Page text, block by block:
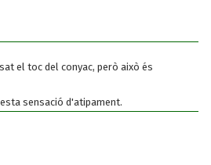
el toc del conyac, però això és
sensació d'atipament.